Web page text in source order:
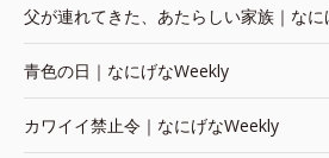
父が連れてきた、あたらしい家族｜な
青色の日｜なにげなWeekly
カワイイ禁止令｜なにげなWeekly